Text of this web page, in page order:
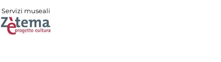
Servizi museali